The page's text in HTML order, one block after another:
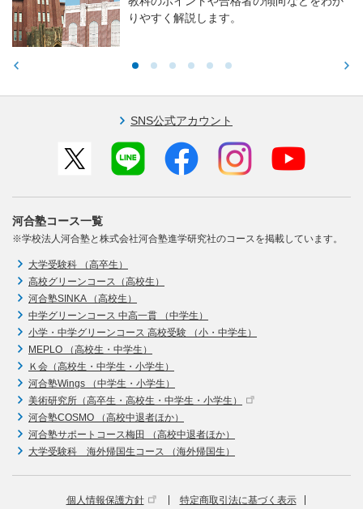
りやすく解説します。
SNS公式アカウント
河合塾コース一覧
※学校法人河合塾と株式会社河合塾進学研究社のコースを掲載しています。
大学受験科 （高卒生）
高校グリーンコース（高校生）
河合塾SINKA （高校生）
中学グリーンコース 中高一貫 （中学生）
小学・中学グリーンコース 高校受験 （小・中学生）
MEPLO （高校生・中学生）
Ｋ会（高校生・中学生・小学生）
河合塾Wings （中学生・小学生）
美術研究所（高卒生・高校生・中学生・小学生）
河合塾COSMO （高校中退者ほか）
河合塾サポートコース梅田 （高校中退者ほか）
大学受験科 海外帰国生コース （海外帰国生）
個人情報保護方針 特定商取引法に基づく表示